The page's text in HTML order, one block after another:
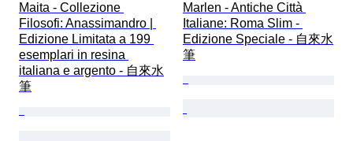
Maita - Collezione
Filosofi: Anassimandro |
Edizione Limitata a 199
esemplari in resina
italiana e argento - 自來水
筆
Marlen - Antiche Città
Italiane: Roma Slim -
Edizione Speciale - 自來水
筆